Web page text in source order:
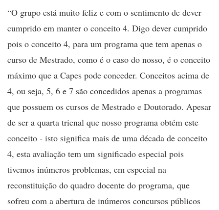
“O grupo está muito feliz e com o sentimento de dever
cumprido em manter o conceito 4. Digo dever cumprido
pois o conceito 4, para um programa que tem apenas o
curso de Mestrado, como é o caso do nosso, é o conceito
máximo que a Capes pode conceder. Conceitos acima de
4, ou seja, 5, 6 e 7 são concedidos apenas a programas
que possuem os cursos de Mestrado e Doutorado. Apesar
de ser a quarta trienal que nosso programa obtém este
conceito - isto significa mais de uma década de conceito
4, esta avaliação tem um significado especial pois
tivemos inúmeros problemas, em especial na
reconstituição do quadro docente do programa, que
sofreu com a abertura de inúmeros concursos públicos